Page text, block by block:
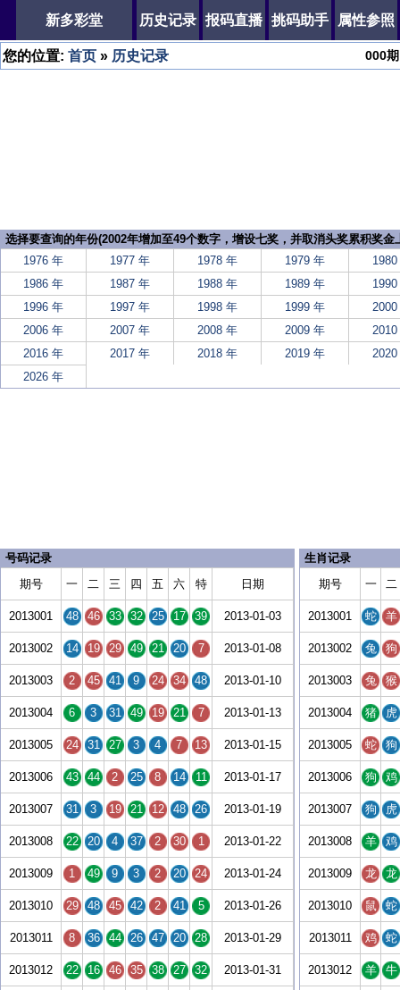
新多彩堂 历史记录 报码直播 挑码助手 属性参照
您的位置: 首页 » 历史记录 000期
选择要查询的年份(2002年增加至49个数字，增设七奖，并取消头奖累积奖
1976 年
1977 年 1978 年 1979 年
1986 年
1987 年 1988 年 1989 年
1996 年
1997 年 1998 年 1999 年
2000
2006 年
2007 年 2008 年 2009 年
2010
2016 年
2017 年 2018 年 2019 年
2020
2026 年
号码记录
期号
一 二 三 四 五 六 特 日期
2013001 48 46 33 32 25 17 39 2013-01-03
2013002 14 19 29 49 21 20 7 2013-01-08
2013003 2 45 41 9 24 34 48 2013-01-10
2013004 6 3 31 49 19 21 7 2013-01-13
2013005 24 31 27 3 4 7 13 2013-01-15
2013006 43 44 2 25 8 14 11 2013-01-17
2013007 31 3 19 21 12 48 26 2013-01-19
2013008 22 20 4 37 2 30 1 2013-01-22
2013009 1 49 9 3 2 20 24 2013-01-24
2013010 29 48 45 42 2 41 5 2013-01-26
2013011 8 36 44 26 47 20 28 2013-01-29
2013012 22 16 46 35 38 27 32 2013-01-31
生肖记录
期号
一 二
2013001 蛇 羊
2013002 兔 狗
2013003 兔 猴
2013004 猪 虎
2013005 蛇 狗
2013006 狗 鸡
2013007 狗 虎
2013008 羊 鸡
2013009 龙 龙
2013010 鼠 蛇
2013011 鸡 蛇
2013012 羊 牛